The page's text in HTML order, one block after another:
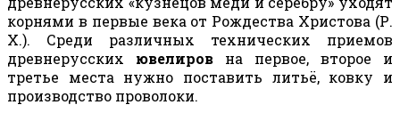
корнями в первые века от Рождества Христова (Р.
Х.). Среди различных технических приемов
древнерусских ювелиров на первое, второе и
третье места нужно поставить литьё, ковку и
производство проволоки.